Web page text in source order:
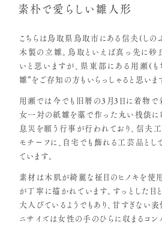
素朴で愛らしい雛人形
こちらは鳥取県鳥取市にある信夫(し
木製の立雛。鳥取といえば真っ先に
いと思いますが、県東部にある用瀬(
雛”をご存知の方もいらっしゃると思いま
用瀬では今でも旧暦の3月3日に着物
女一対の紙雛を藁で作った丸い桟俵
息災を願う行事が行われており、信夫
モチーフに、自宅でも飾れる工芸品とし
ています。
素材は木肌が綺麗な柾目のヒノキを使
が丁寧に描かれています。すっとした目
大人びているようでもあり、甘すぎない
ニサイズは女性の手のひらに収まるコン